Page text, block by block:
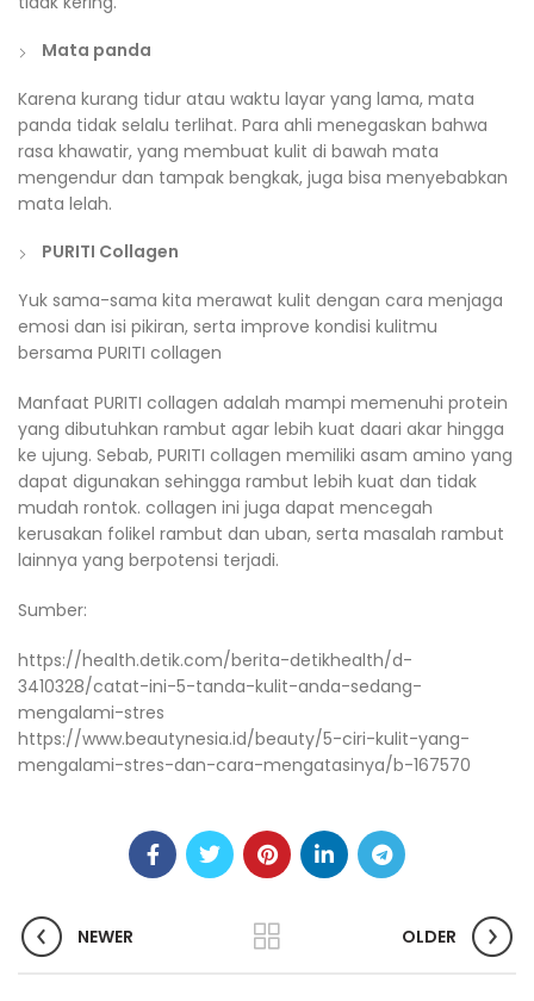
Mata panda
Karena kurang tidur atau waktu layar yang lama, mata
panda tidak selalu terlihat. Para ahli menegaskan bahwa
rasa khawatir, yang membuat kulit di bawah mata
mengendur dan tampak bengkak, juga bisa menyebabkan
mata lelah.
PURITI Collagen
Yuk sama-sama kita merawat kulit dengan cara menjaga
emosi dan isi pikiran, serta improve kondisi kulitmu
bersama PURITI collagen
Manfaat PURITI collagen adalah mampi memenuhi protein
yang dibutuhkan rambut agar lebih kuat daari akar hingga
ke ujung. Sebab, PURITI collagen memiliki asam amino yang
dapat digunakan sehingga rambut lebih kuat dan tidak
mudah rontok. collagen ini juga dapat mencegah
kerusakan folikel rambut dan uban, serta masalah rambut
lainnya yang berpotensi terjadi.
Sumber:
https://health.detik.com/berita-detikhealth/d-
3410328/catat-ini-5-tanda-kulit-anda-sedang-
mengalami-stres
https://www.beautynesia.id/beauty/5-ciri-kulit-yang-
mengalami-stres-dan-cara-mengatasinya/b-167570
NEWER OLDER